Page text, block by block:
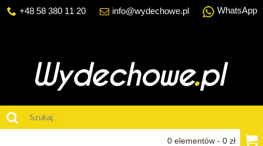
+48 58 380 11 20 info@wydechowe.pl WhatsApp
0 elementów - 0 zł